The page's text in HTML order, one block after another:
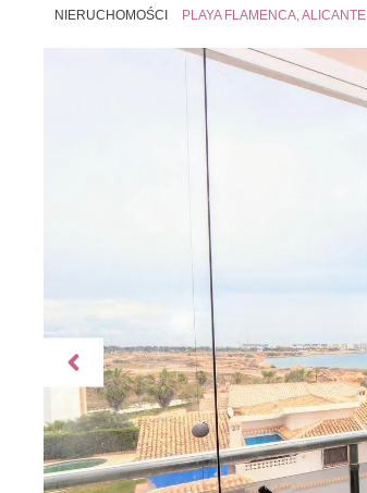
NIERUCHOMOŚCI PLAYA FLAMENCA, ALICANTE